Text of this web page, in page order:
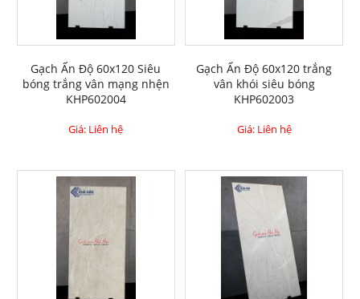
Gạch Ấn Độ 60x120 Siêu
bóng trắng vân mạng nhện
KHP602004
Giá: Liên hệ
Gạch Ấn Độ 60x120 trắng
vân khói siêu bóng
KHP602003
Giá: Liên hệ